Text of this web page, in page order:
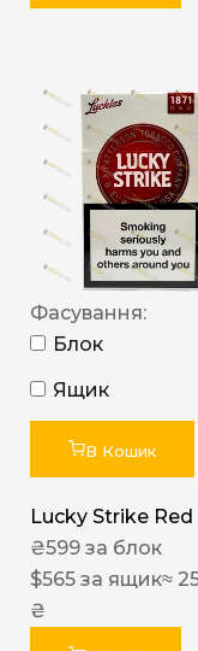
Фасування:
Блок
Ящик
В Кошик
Lucky Strike Red
₴599 за блок
$565 за ящик≈
₴